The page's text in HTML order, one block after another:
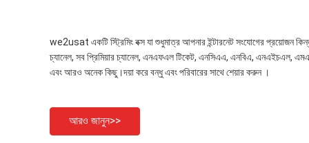
we2usat একটি স্ট্রিমিং বক্স যা শুধুমাত্র আপনার ইন্টারনেট সংযোগের প্রয়োজন
চ্যানেল, সব প্রিমিয়ার চ্যানেল, এনএফএল টিকেট, এনসিএএ, এনবিএ, এনএইচএল,
এবং আরও অনেক কিছু।দয়া করে বন্ধু এবং পরিবারের সাথে শেয়ার করুন ।
আরও জানুন>>